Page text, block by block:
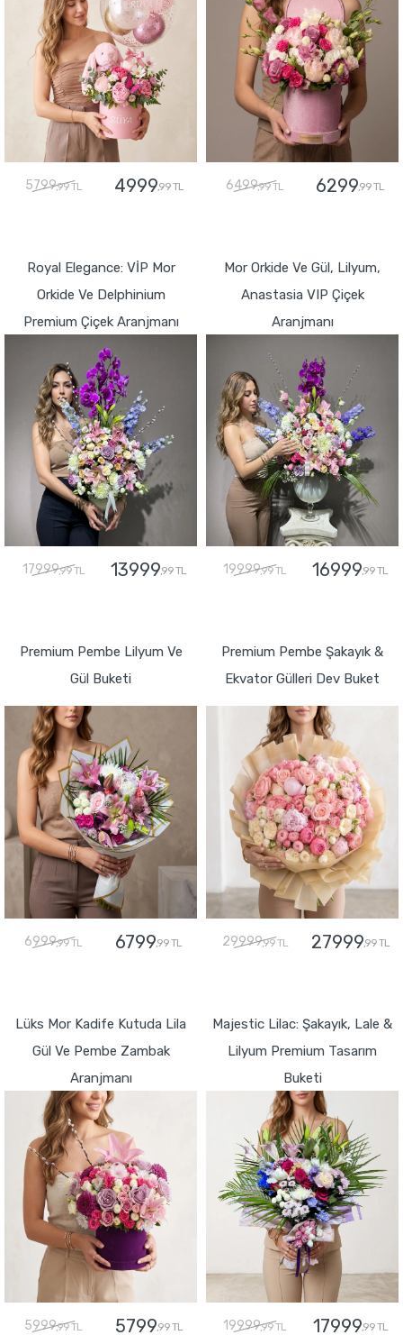
5799,99 TL 4999,99 TL 6499,99 TL 6299,99 TL
Royal Elegance: VİP Mor
Orkide Ve Delphinium
Premium Çiçek Aranjmanı
17999,99 TL 13999,99 TL
Mor Orkide Ve Gül, Lilyum,
Anastasia VIP Çiçek
Aranjmanı
19999,99 TL 16999,99 TL
Premium Pembe Lilyum Ve
Gül Buketi
6999,99 TL 6799,99 TL
Premium Pembe Şakayık &
Ekvator Gülleri Dev Buket
29999,99 TL 27999,99 TL
Lüks Mor Kadife Kutuda Lila
Gül Ve Pembe Zambak
Aranjmanı
5999,99 TL 5799,99 TL
Majestic Lilac: Şakayık, Lale &
Lilyum Premium Tasarım
Buketi
19999,99 TL 17999,99 TL